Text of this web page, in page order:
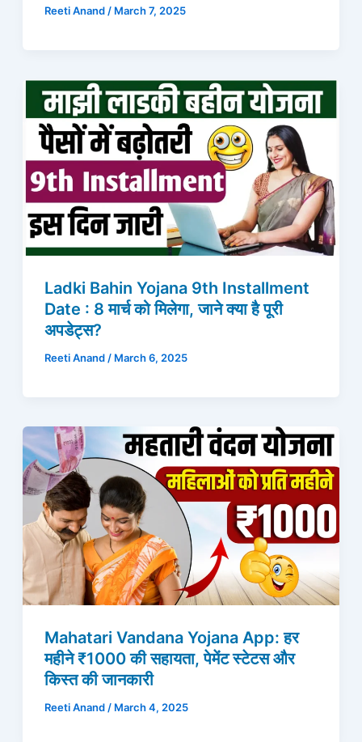
Reeti Anand / March 7, 2025
Ladki Bahin Yojana 9th Installment
Date : 8 मार्च को मिलेगा, जाने क्या है पूरी
अपडेट्स?
Reeti Anand / March 6, 2025
Mahatari Vandana Yojana App: हर
महीने ₹1000 की सहायता, पेमेंट स्टेटस और
किस्त की जानकारी
Reeti Anand / March 4, 2025